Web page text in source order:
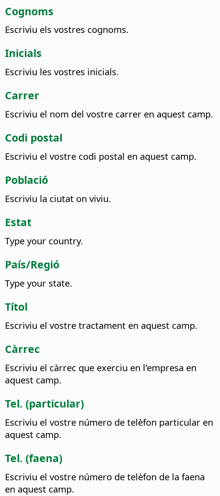
Cognoms
Escriviu els vostres cognoms.
Inicials
Escriviu les vostres inicials.
Carrer
Escriviu el nom del vostre carrer en aquest camp.
Codi postal
Escriviu el vostre codi postal en aquest camp.
Població
Escriviu la ciutat on viviu.
Estat
Type your country.
País/Regió
Type your state.
Títol
Escriviu el vostre tractament en aquest camp.
Càrrec
Escriviu el càrrec que exerciu en l'empresa en
aquest camp.
Tel. (particular)
Escriviu el vostre número de telèfon particular en
aquest camp.
Tel. (faena)
Escriviu el vostre número de telèfon de la faena
en aquest camp.